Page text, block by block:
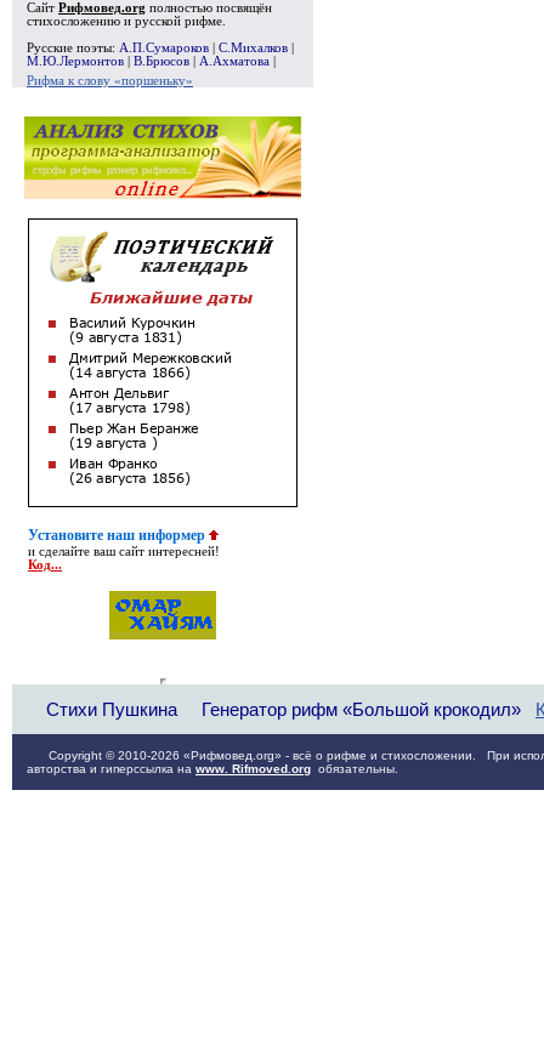
Сайт Рифмовед.org полностью посвящён
стихосложению и русской рифме.
Русские поэты: А.П.Сумароков С.Михалков
М.Ю.Лермонтов
В.Брюсов А.Ахматова
Рифма к слову «поршеньку»
Установите наш информер
и сделайте ваш сайт интересней!
Код...
Стихи Пушкина Генератор рифм «Большой крокодил»
Copyright © 2010-2026 «Рифмовед.org» - всё о рифме и стихосложении. При
авторства и гиперссылка на www. Rifmoved.org обязательны.